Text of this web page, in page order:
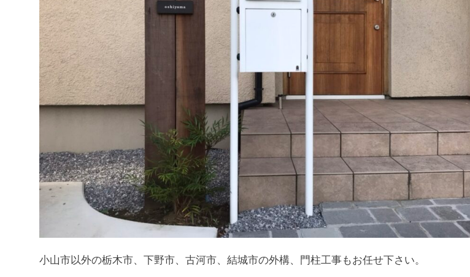
小山市以外の栃木市、下野市、古河市、結城市の外構、門柱工事もお任せ下さい。